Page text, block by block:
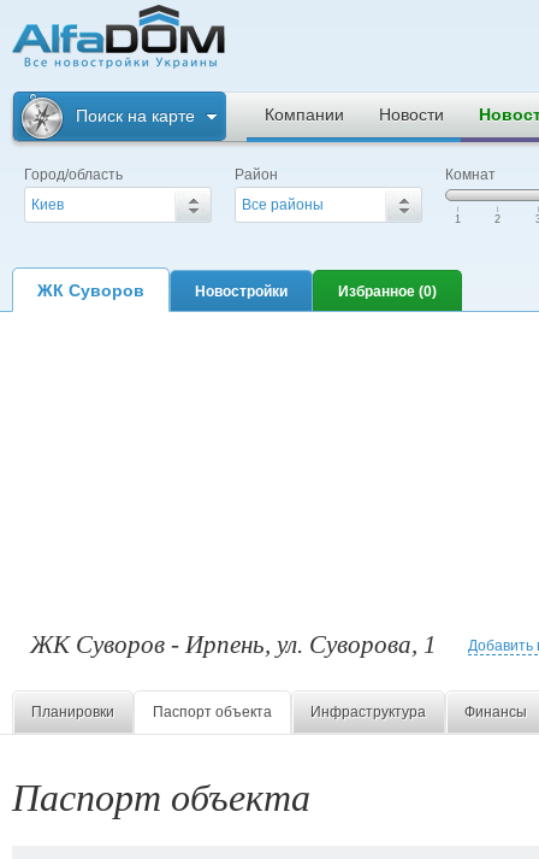
новостройки
Украины
Поиск на карте Компании Новости
Город/область
Киев
Район
Все районы
Комнат
|
1
|
2
|
ЖК Суворов Новостройки Избранное (0)
ЖК Суворов - Ирпень, ул. Суворова, 1 Добавить
Планировки Паспорт объекта Инфраструктура Финансы
Паспорт объекта